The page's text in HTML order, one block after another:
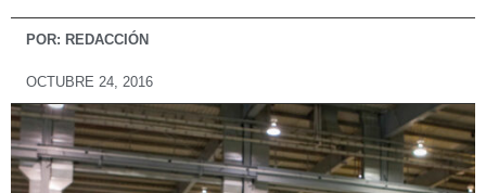
POR: REDACCIÓN
OCTUBRE 24, 2016